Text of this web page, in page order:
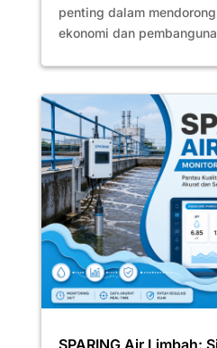
penting dalam
ekonomi dan
SPARING Air Limbah: